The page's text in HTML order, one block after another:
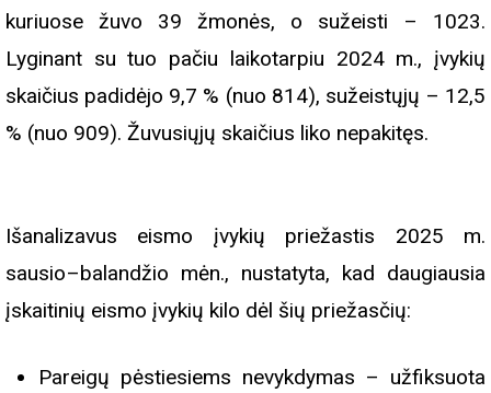
kuriuose žuvo 39 žmonės, o sužeisti – 1023.
Lyginant su tuo pačiu laikotarpiu 2024 m., įvykių
skaičius padidėjo 9,7 % (nuo 814), sužeistųjų – 12,5
% (nuo 909). Žuvusiųjų skaičius liko nepakitęs.
Išanalizavus eismo įvykių priežastis 2025 m.
sausio–balandžio mėn., nustatyta, kad daugiausia
įskaitinių eismo įvykių kilo dėl šių priežasčių:
Pareigų pėstiesiems nevykdymas – užfiksuota